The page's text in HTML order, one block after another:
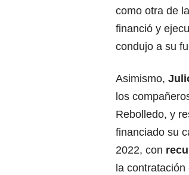
como otra de
financió y
condujo a su
Asimismo,
los
Rebolledo, y
financiado su
2022, con
la